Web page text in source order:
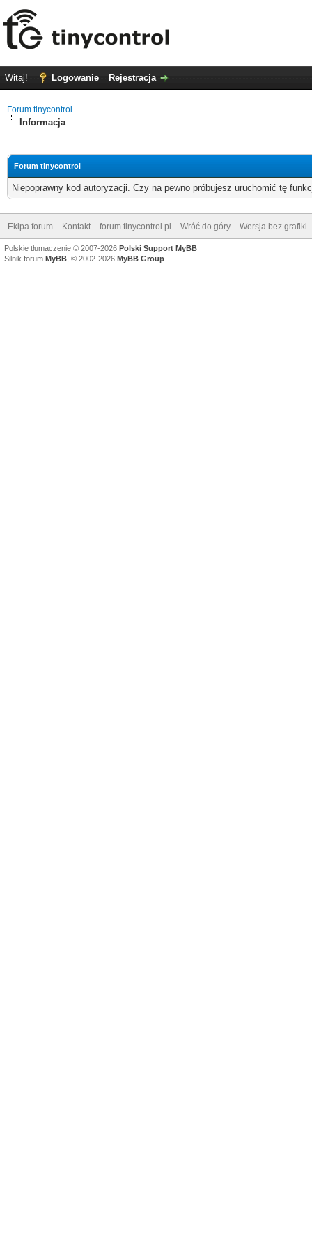
Witaj! Logowanie Rejestracja
Forum tinycontrol
Informacja
Forum tinycontrol
Niepoprawny kod autoryzacji. Czy na pewno próbujesz uruchomić tę
Ekipa forum Kontakt forum.tinycontrol.pl Wróć do góry Wersja bez grafiki
Polskie tłumaczenie © 2007-2026 Polski Support MyBB
Silnik forum MyBB , © 2002-2026 MyBB Group